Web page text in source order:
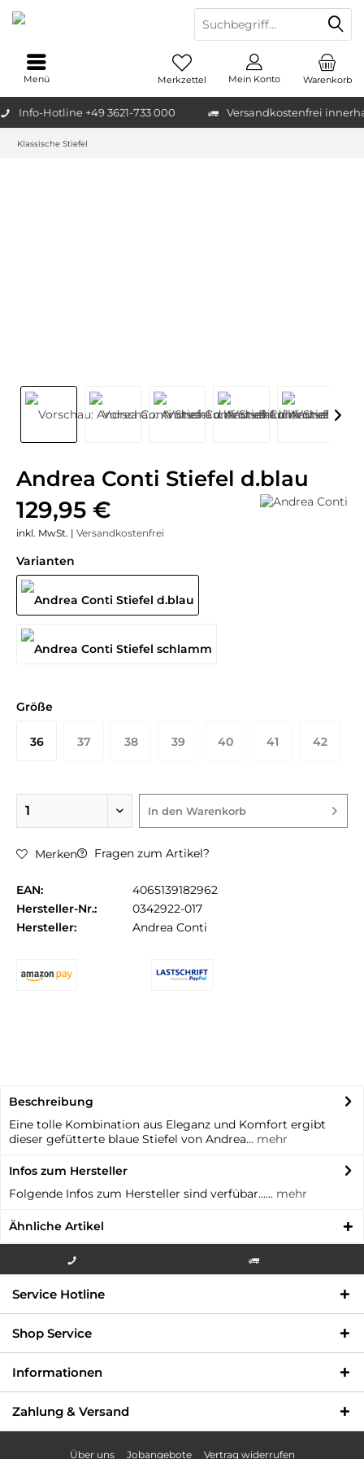
Info-Hotline +49 3621-733 000 Versandkostenfrei
Warenkorb
Merkzettel Mein Konto
Menü
Klassische Stiefel
Andrea Conti Stiefel d.blau
129,95 €
inkl. MwSt. | Versandkostenfrei
Varianten
Größe
36 37 38 39 40 41 42
In den Warenkorb
Merken Fragen zum Artikel?
EAN:
4065139182962
Hersteller-Nr.:
0342922-017
Hersteller:
Andrea Conti
Beschreibung
Eine tolle Kombination aus Eleganz und Komfort ergibt
dieser gefütterte blaue Stiefel von Andrea... mehr
Infos zum Hersteller
Folgende Infos zum Hersteller sind verfübar...... mehr
Ähnliche Artikel
000
Service Hotline
Shop Service
Informationen
Zahlung & Versand
Über uns Jobangebote Vertrag widerrufen